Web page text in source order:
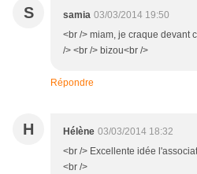
S samia 03/03/2014 19:50
<br /> miam, je craque devant
/> <br /> bizou<br />
Répondre
H Hélène 03/03/2014 18:32
<br /> Excellente idée
<br />